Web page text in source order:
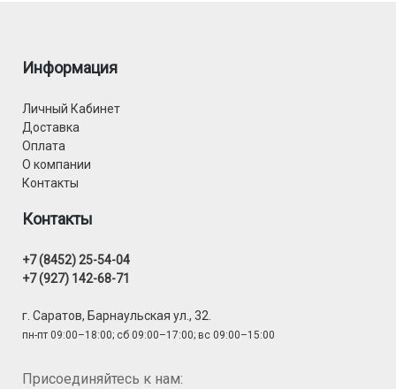
Информация
Личный Кабинет
Доставка
Оплата
О компании
Контакты
Контакты
+7 (8452) 25-54-04
+7 (927) 142-68-71
г. Саратов, Барнаульская ул., 32.
пн-пт 09:00–18:00; сб 09:00–17:00; вс 09:00–15:00
Присоединяйтесь к нам: